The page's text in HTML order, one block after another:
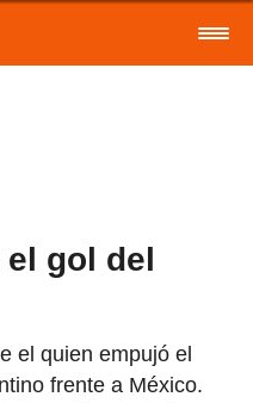
gol del
el quien empujó el
frente a México.